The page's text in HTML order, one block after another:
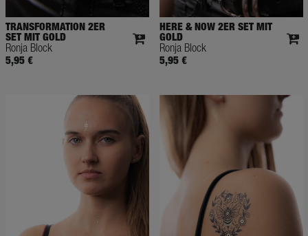
TRANSFORMATION 2ER
SET MIT GOLD
Ronja Block
5,95 €
HERE & NOW 2ER SET MIT
GOLD
Ronja Block
5,95 €